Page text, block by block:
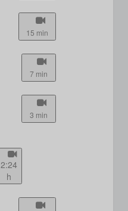
15 min
7 min
3 min
2:24
h